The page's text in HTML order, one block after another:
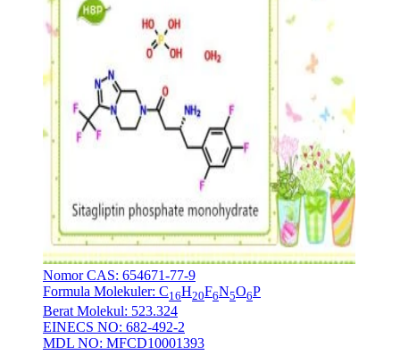
Nomor CAS: 654671-77-9
Formula Molekuler: C16H20F6N5O6P
Berat Molekul: 523.324
EINECS NO: 682-492-2
MDL NO: MFCD10001393